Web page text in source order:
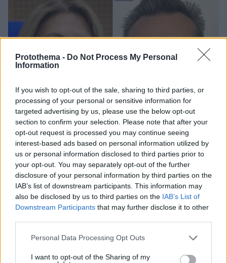
Protothema - Do Not Process My Personal
Information
If you wish to opt-out of the sale, sharing to third parties, or
processing of your personal or sensitive information for
targeted advertising by us, please use the below opt-out
section to confirm your selection. Please note that after your
opt-out request is processed you may continue seeing
interest-based ads based on personal information utilized by
us or personal information disclosed to third parties prior to
your opt-out. You may separately opt-out of the further
disclosure of your personal information by third parties on the
IAB’s list of downstream participants. This information may
also be disclosed by us to third parties on the IAB’s List of
Downstream Participants that may further disclose it to other
Please note that this website/app uses one or more Google
not limited to your visit or usage behaviour. You may click to
Personal Data Processing Opt Outs
I want to opt-out of the Sharing of my
Εγκαταλείπει το κόμμα Καρυστιανού και ο
κλειστή κάστα, «λένε προδότες και πληρωμένους
όσους αποχωρούν»
08.08.2026, 18:48